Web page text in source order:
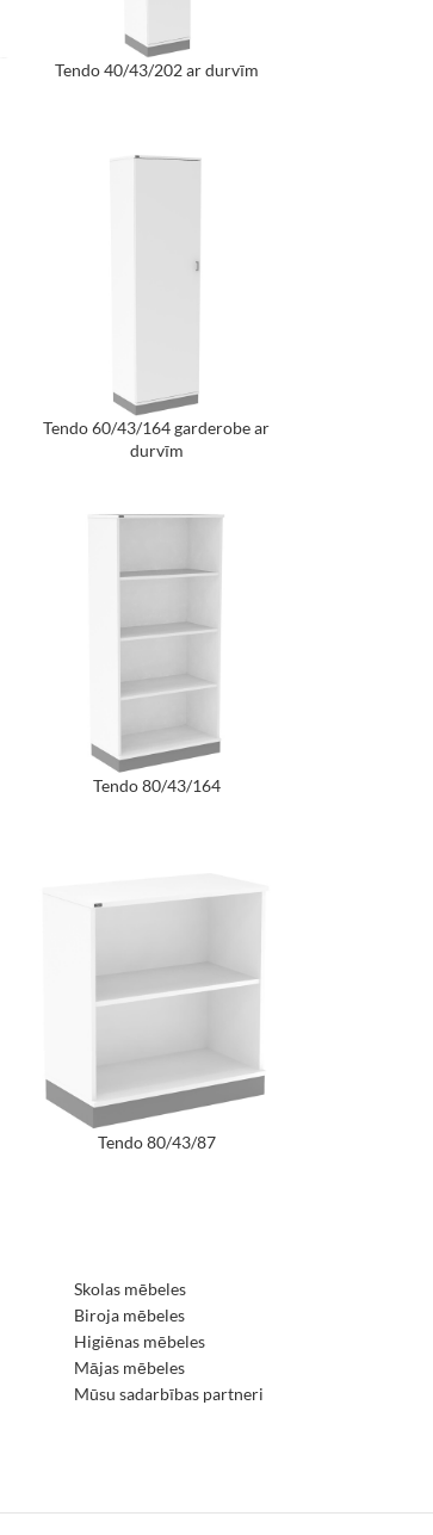
Tendo 40/43/202 ar durvīm
Tendo 60/43/164 garderobe ar
durvīm
Tendo 80/43/164
Tendo 80/43/87
Skolas mēbeles
Biroja mēbeles
Higiēnas mēbeles
Mājas mēbeles
Mūsu sadarbības partneri